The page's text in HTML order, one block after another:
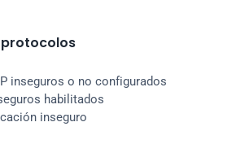
protocolos
inseguros o no configurados
habilitados
inseguro